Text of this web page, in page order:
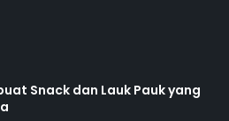
Snack dan Lauk Pauk yang